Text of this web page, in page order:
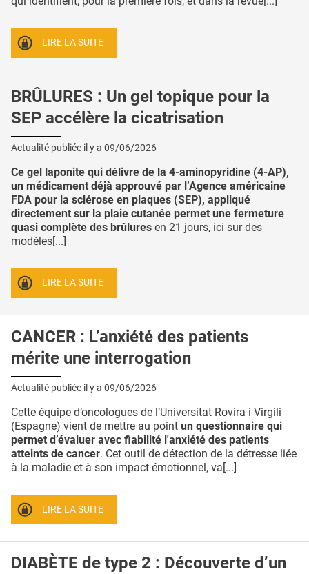
LIRE LA SUITE
BRÛLURES : Un gel topique pour la
SEP accélère la cicatrisation
Actualité publiée il y a 09/06/2026
Ce gel laponite qui délivre de la 4-aminopyridine (4-AP),
un médicament déjà approuvé par l’Agence américaine
FDA pour la sclérose en plaques (SEP), appliqué
directement sur la plaie cutanée permet une fermeture
quasi complète des brûlures en 21 jours, ici sur des
modèles[...]
LIRE LA SUITE
CANCER : L’anxiété des patients
mérite une interrogation
Actualité publiée il y a 09/06/2026
Cette équipe d’oncologues de l’Universitat Rovira i Virgili
(Espagne) vient de mettre au point un questionnaire qui
permet d’évaluer avec fiabilité l'anxiété des patients
atteints de cancer. Cet outil de détection de la détresse liée
à la maladie et à son impact émotionnel, va[...]
LIRE LA SUITE
DIABÈTE de type 2 : Découverte d’un